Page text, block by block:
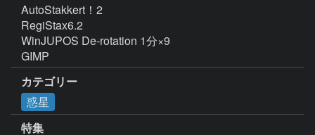
AutoStakkert！2
RegiStax6.2
WinJUPOS De-rotation 1分×9
GIMP
カテゴリー
惑星
特集